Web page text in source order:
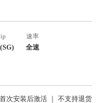
速率
全速
次安装后激活 ｜ 不支持退货